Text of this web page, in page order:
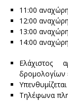
11:00
12:00
13:00
14:00
Ελάχιστος
δρομολογίων
Τηλέφωνα